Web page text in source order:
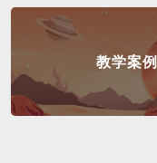
教学案例